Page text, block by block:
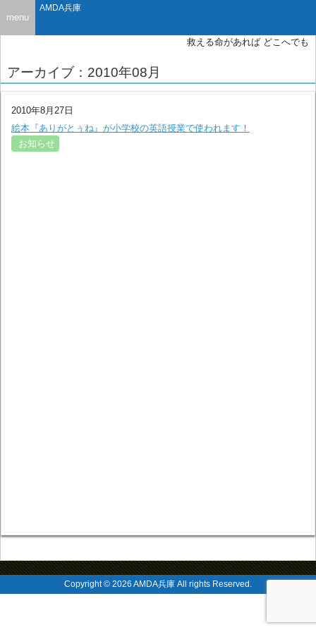
AMDA兵庫
救える命があれば どこへでも
アーカイブ：2010年08月
2010年8月27日
絵本『ありがとぅね』が小学校の英語授業で使われます！
お知らせ
menu
Copyright © 2026 AMDA兵庫 All rights Reserved.